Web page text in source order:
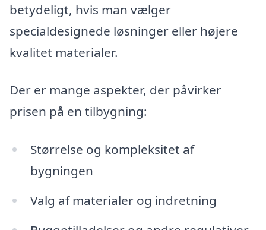
betydeligt, hvis man vælger
specialdesignede løsninger eller højere
kvalitet materialer.
Der er mange aspekter, der påvirker
prisen på en tilbygning:
Størrelse og kompleksitet af
bygningen
Valg af materialer og indretning